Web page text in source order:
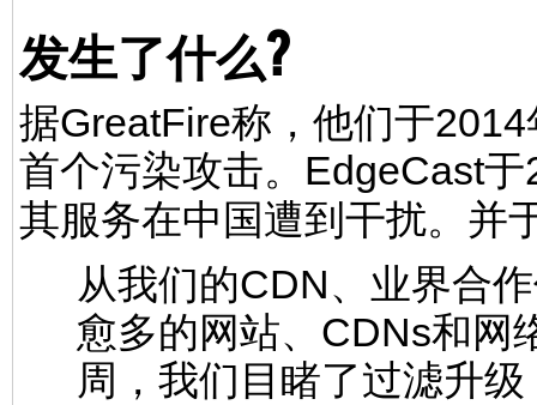
发生了什么?
据GreatFire称，他们于
首个污染攻击。EdgeCast
其服务在中国遭到干扰。并
从我们的CDN、业界合
愈多的网站、CDNs和网
周，我们目睹了过滤升